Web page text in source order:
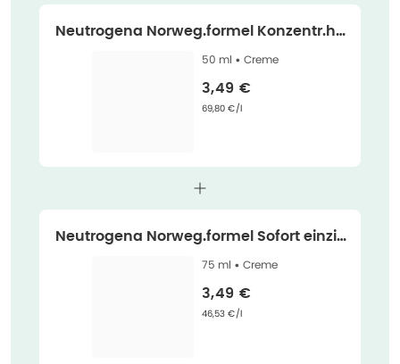
Neutrogena Norweg.formel Konzentr.ha
ndcr 50 ml
50 ml • Creme
Verkaufspreis
3,49 €
Grundpreis
69,80 €/l
Neutrogena Norweg.formel Sofort einzie
h. 75 ml
75 ml • Creme
Verkaufspreis
3,49 €
Grundpreis
46,53 €/l